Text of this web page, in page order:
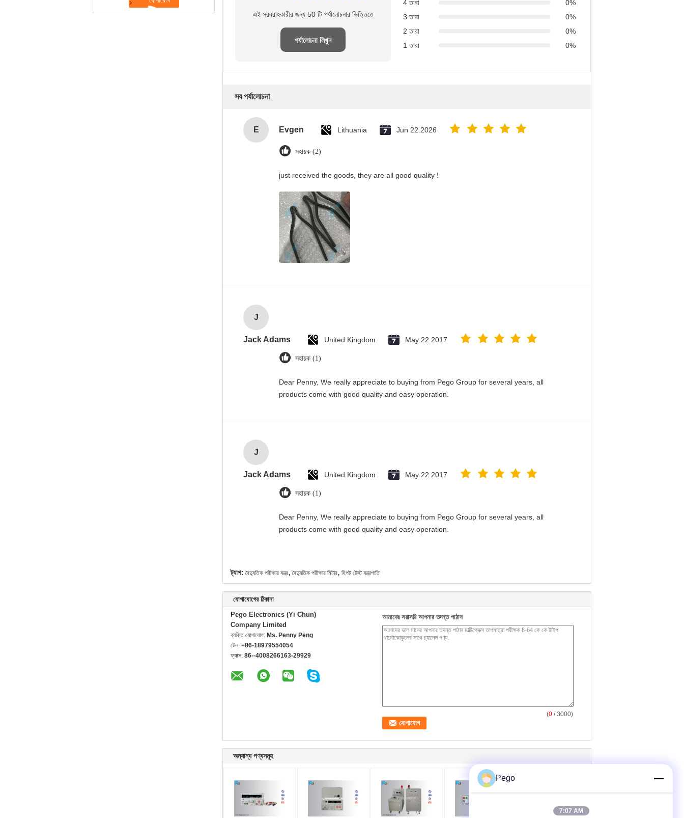
এই সরবরাহকারীর জন্য 50 টি পর্যালোচনার ভিত্তিতে
পর্যালোচনা লিখুন
4 তারা
0%
3 তারা
0%
2 তারা
0%
1 তারা
0%
সব পর্যালোচনা
E Evgen Lithuania Jun 22.2026
সহায়ক (2)
just received the goods, they are all good quality !
J
Jack Adams United Kingdom May 22.2017
সহায়ক (1)
Dear Penny, We really appreciate to buying from Pego Group for several years, all
products come with good quality and easy operation.
J
Jack Adams United Kingdom May 22.2017
সহায়ক (1)
Dear Penny, We really appreciate to buying from Pego Group for several years, all
products come with good quality and easy operation.
ট্যাগ: বৈদ্যুতিক পরীক্ষার যন্ত্র, বৈদ্যুতিক পরীক্ষার মিটার, হিপট টেস্ট যন্ত্রপাতি
যোগাযোগের ঠিকানা
Pego Electronics (Yi Chun)
Company Limited
ব্যক্তি যোগাযোগ: Ms. Penny Peng
টেল: +86-18979554054
ফ্যাক্স: 86--4008266163-29929
আমাদের সরাসরি আপনার তদন্ত পাঠান
(0 / 3000)
অন্যান্য পণ্যসমূহ
Pego
7:07 AM